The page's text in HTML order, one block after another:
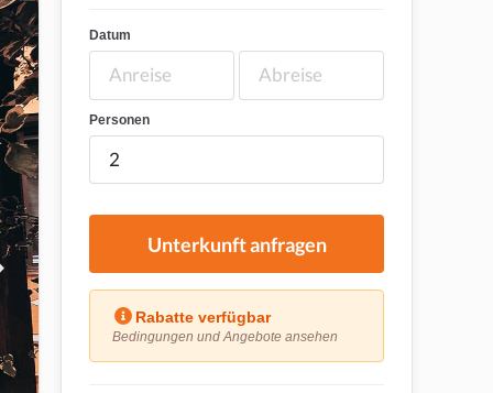
Datum
Personen
Unterkunft anfragen
Rabatte verfügbar
Bedingungen und Angebote ansehen